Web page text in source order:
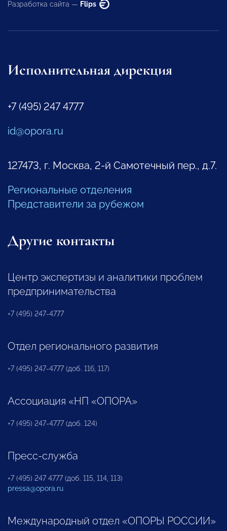
Разработка сайта — Flips
Исполнительная дирекция
+7 (495) 247 4777
id@opora.ru
127473, г. Москва, 2-й Самотечный пер., д.7.
Региональные отделения
Представители за рубежом
Другие контакты
Центр экспертизы и аналитики проблем
предпринимательства
+7 (495) 247-4777
Отдел регионального развития
+7 (495) 247-4777 (доб. 116, 117)
Ассоциация «НП «ОПОРА»
+7 (495) 247-4777 (доб. 124)
Пресс-служба
+7 (495) 247 4777 (доб. 115, 114, 113)
pressa@opora.ru
Международный отдел «ОПОРЫ РОССИИ»